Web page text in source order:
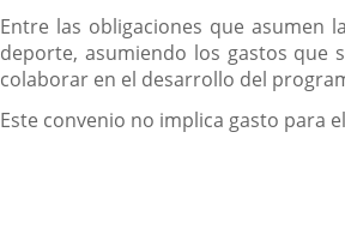
Entre las obligaciones que asumen
deporte, asumiendo los gastos que
colaborar en el desarrollo del
Este convenio no implica gasto para